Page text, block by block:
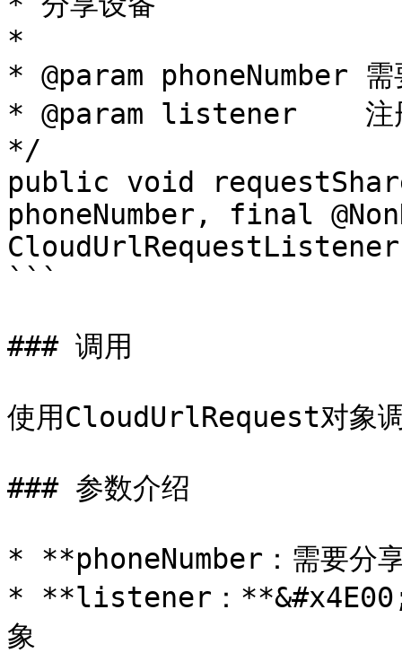
*
* @param phoneNumber 需
* @param listener    注
*/
public void
phoneNumber, final
```
### 调用
使用CloudUrlRequest对象
### 参数介绍
* **phoneNumber：需要分
* **listener：
象